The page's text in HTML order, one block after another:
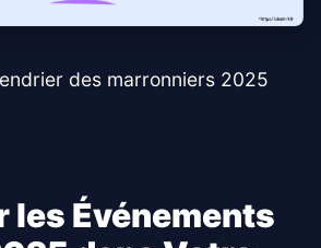
des marronniers 2025
les Événements